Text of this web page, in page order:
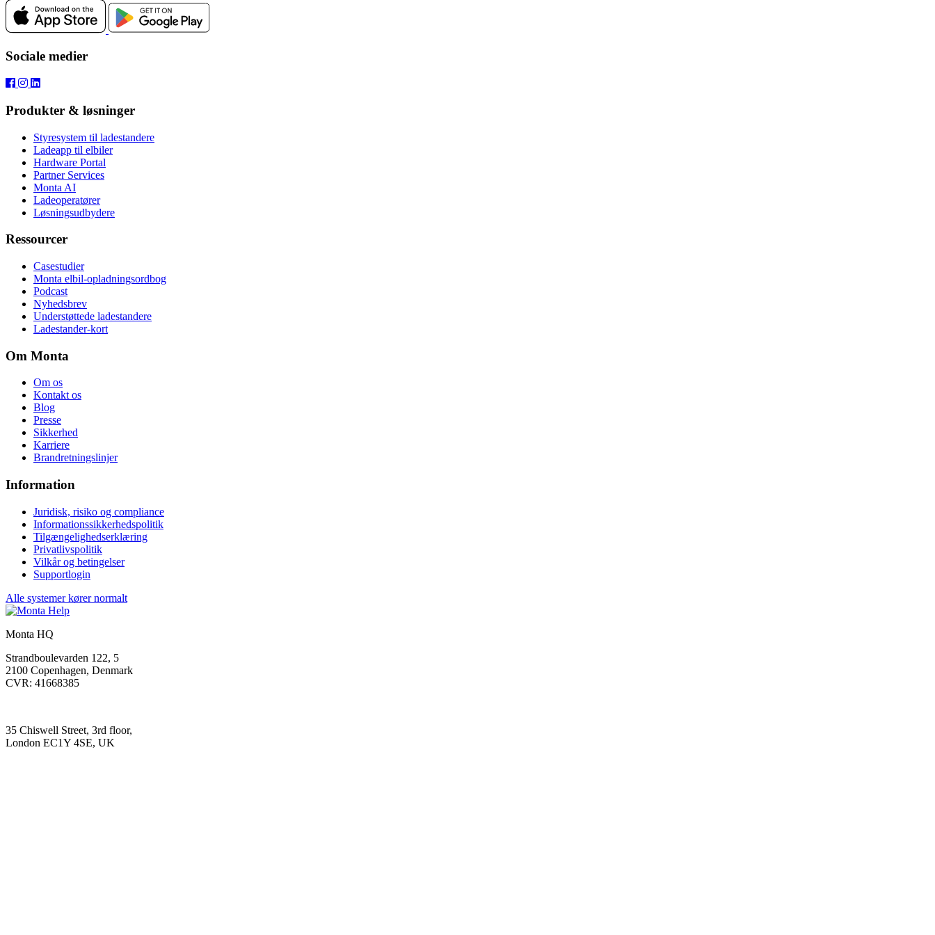
Sociale medier
Produkter & løsninger
Styresystem til ladestandere
Ladeapp til elbiler
Hardware Portal
Partner Services
Monta AI
Ladeoperatører
Løsningsudbydere
Ressourcer
Casestudier
Monta elbil-opladningsordbog
Podcast
Nyhedsbrev
Understøttede ladestandere
Ladestander-kort
Om Monta
Om os
Kontakt os
Blog
Presse
Sikkerhed
Karriere
Brandretningslinjer
Information
Juridisk, risiko og compliance
Informationssikkerhedspolitik
Tilgængelighedserklæring
Privatlivspolitik
Vilkår og betingelser
Supportlogin
Alle systemer kører normalt
Monta HQ
Strandboulevarden 122, 5
2100 Copenhagen, Denmark
CVR: 41668385
35 Chiswell Street, 3rd floor,
London EC1Y 4SE, UK